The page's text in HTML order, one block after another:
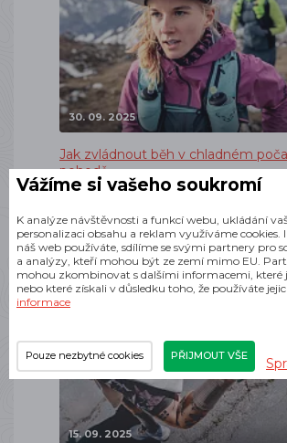
30. 09. 2025
Jak zvládnout běh v chladném
pohodě
Běh v chladných měsících Teploty pod
zabrat – ale zároveň je skvělou
posunout svou kondici, odolnost a
Stačí upravit přístup k tréninku,
obléknout…
15. 09. 2025
Vážíme si vašeho soukromí
K analýze návštěvnosti a funkcí webu, ukládání
personalizaci obsahu a reklam využíváme
náš web používáte, sdílíme se svými partnery pro
a analýzy, kteří mohou být ze zemí mimo EU.
mohou zkombinovat s dalšími informacemi, které
nebo které získali v důsledku toho, že používáte
informace
Pouze nezbytné cookies PŘIJMOUT VŠE